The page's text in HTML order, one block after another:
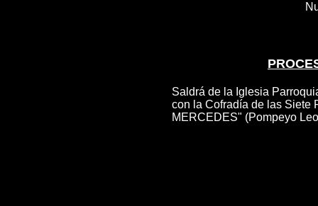
Saldrá de la Iglesia
con la Cofradía de las Siete
MERCEDES" (Pompeyo